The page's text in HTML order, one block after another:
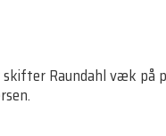
skifter Raundahl væk på